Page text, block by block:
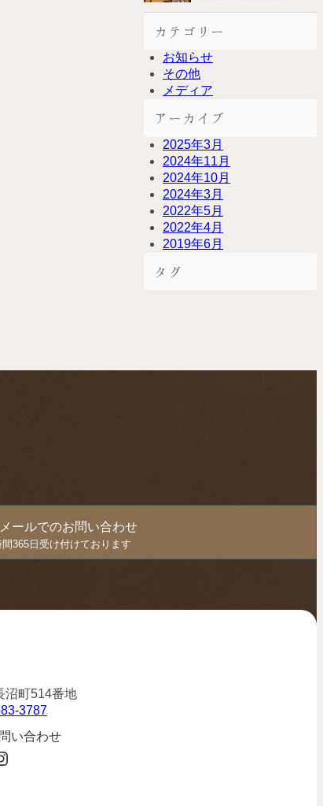
カテゴリー
お知らせ
その他
メディア
アーカイブ
2025年3月
2024年11月
2024年10月
2024年3月
2022年5月
2022年4月
2019年6月
タグ
メールでのお問い合わせ
間365日受け付けております
沼町514番地
3787
い合わせ